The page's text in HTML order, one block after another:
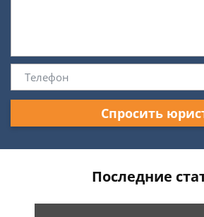
Спросить
Последние